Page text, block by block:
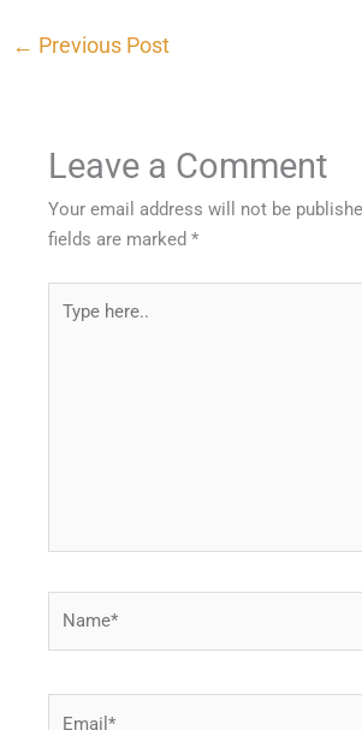
← Previous Post
Leave a Comment
Your email address will not be
fields are marked*
here..